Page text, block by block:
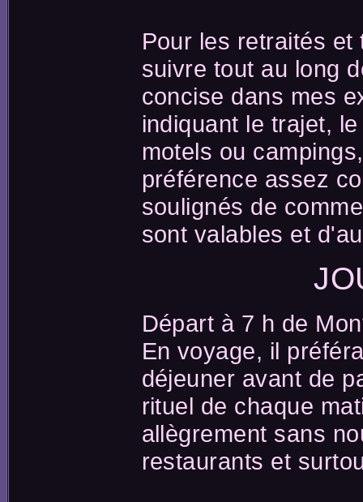
Pour les retraités
suivre tout au long
concise dans mes
indiquant le trajet,
motels ou
préférence assez
soulignés de
sont valables et
Départ à 7 h de
En voyage, il
déjeuner avant de
rituel de chaque
allègrement sans
restaurants et